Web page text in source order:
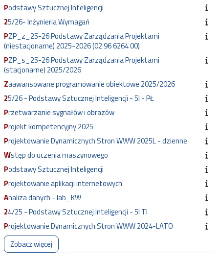
Podstawy Sztucznej Inteligencji
25/26- Inżynieria Wymagań
PZP_z_25-26 Podstawy Zarządzania Projektami
(niestacjonarne) 2025-2026 (02 96 6264 00)
PZP_s_25-26 Podstawy Zarządzania Projektami
(stacjonarne) 2025/2026
Zaawansowane programowanie obiektowe 2025/2026
25/26 - Podstawy Sztucznej Inteligencji - 5I - PŁ
Przetwarzanie sygnałów i obrazów
Projekt kompetencyjny 2025
Projektowanie Dynamicznych Stron WWW 2025L - dzienne
Wstęp do uczenia maszynowego
Podstawy Sztucznej Inteligencji
Projektowanie aplikacji internetowych
Analiza danych - lab_KW
24/25 - Podstawy Sztucznej Inteligencji - 5I TI
Projektowanie Dynamicznych Stron WWW 2024-LATO
Zobacz więcej